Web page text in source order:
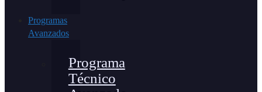
Programas
Avanzados
Programa
Técnico